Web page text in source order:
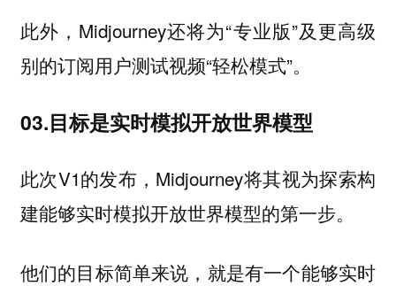
此外，Midjourney还将为“专业版”及更高级
别的订阅用户测试视频“轻松模式”。
03.目标是实时模拟开放世界模型
此次V1的发布，Midjourney将其视为探索构
建能够实时模拟开放世界模型的第一步。
他们的目标简单来说，就是有一个能够实时